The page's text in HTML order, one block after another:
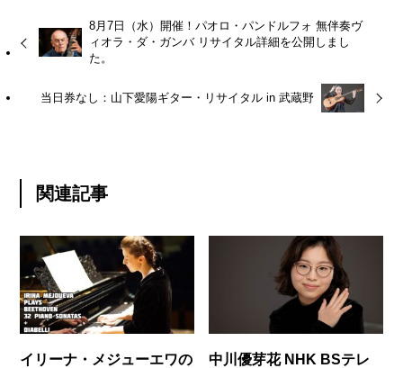
8月7日（水）開催！パオロ・パンドルフォ 無伴奏ヴ
ィオラ・ダ・ガンバ リサイタル詳細を公開しまし
た。
当日券なし：山下愛陽ギター・リサイタル in 武蔵野
関連記事
イリーナ・メジューエワの
中川優芽花 NHK BSテレ